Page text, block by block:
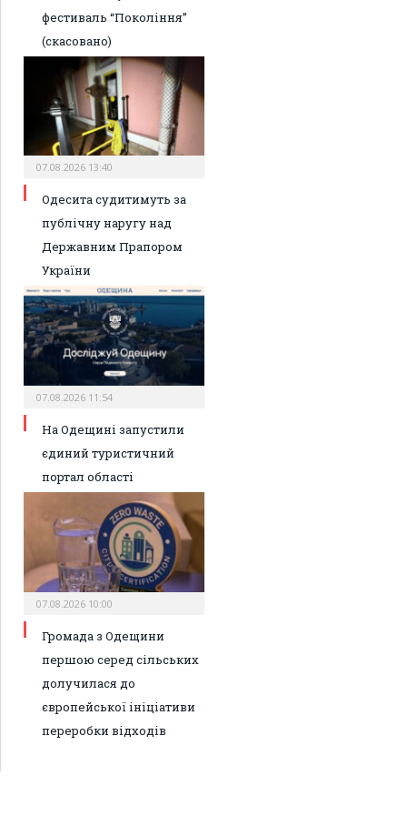
фестиваль “Покоління”
(скасовано)
07.08.2026 13:40
Одесита судитимуть за
публічну наругу над
Державним Прапором
України
07.08.2026 11:54
На Одещині запустили
єдиний туристичний
портал області
07.08.2026 10:00
Громада з Одещини
першою серед сільських
долучилася до
європейської ініціативи
переробки відходів